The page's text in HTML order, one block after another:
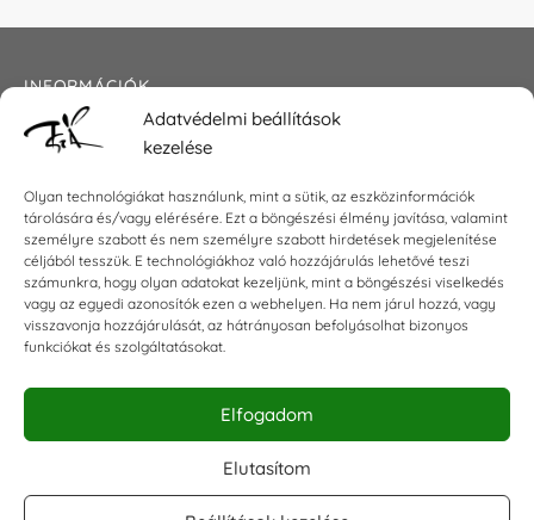
Adatvédelmi beállítások
kezelése
Olyan technológiákat használunk, mint a sütik, az eszközinformációk
tárolására és/vagy elérésére. Ezt a böngészési élmény javítása, valamint
személyre szabott és nem személyre szabott hirdetések megjelenítése
céljából tesszük. E technológiákhoz való hozzájárulás lehetővé teszi
számunkra, hogy olyan adatokat kezeljünk, mint a böngészési viselkedés
vagy az egyedi azonosítók ezen a webhelyen. Ha nem járul hozzá, vagy
visszavonja hozzájárulását, az hátrányosan befolyásolhat bizonyos
funkciókat és szolgáltatásokat.
Elfogadom
Elutasítom
INFORMÁCIÓK
Általános szerződési feltételek
Impresszum
KAPCSOLAT
E-mail:shop@torokszilvi.com
Telefon: +36 30 6767872
KÖZÖSSÉGI